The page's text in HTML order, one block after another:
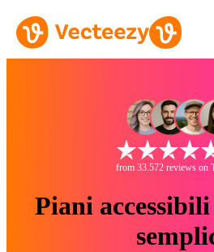
from 33.572 reviews on
Piani